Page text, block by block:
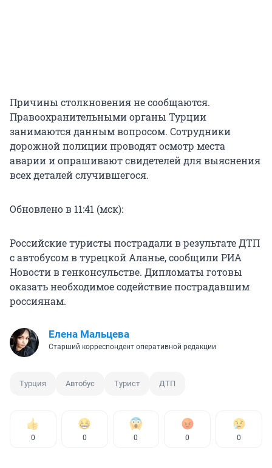
Причины столкновения не сообщаются.
Правоохранительными органы Турции
занимаются данным вопросом. Сотрудники
дорожной полиции проводят осмотр места
аварии и опрашивают свидетелей для выяснения
всех деталей случившегося.
Обновлено в 11:41 (мск):
Российские туристы пострадали в результате ДТП
с автобусом в турецкой Аланье, сообщили РИА
Новости в генконсульстве. Дипломаты готовы
оказать необходимое содействие пострадавшим
россиянам.
Елена Мальцева
Старший корреспондент оперативной редакции
Турция Автобус Турист ДТП
0 0 0 0 0